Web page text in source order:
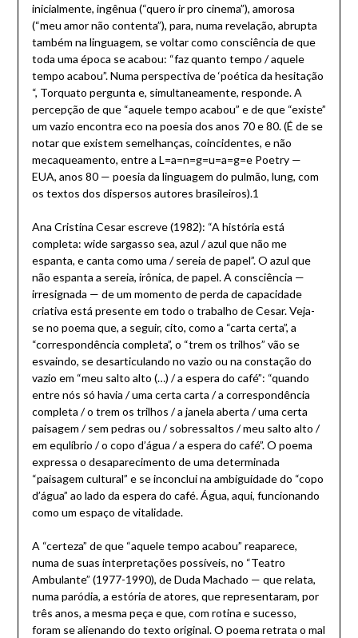
inicialmente, ingênua (“quero ir pro cinema”), amorosa
(“meu amor não contenta”), para, numa revelação, abrupta
também na linguagem, se voltar como consciência de que
toda uma época se acabou: “faz quanto tempo / aquele
tempo acabou”. Numa perspectiva de ‘poética da hesitação
“, Torquato pergunta e, simultaneamente, responde. A
percepção de que “aquele tempo acabou” e de que “existe”
um vazio encontra eco na poesia dos anos 70 e 80. (É de se
notar que existem semelhanças, coincidentes, e não
mecaqueamento, entre a L=a=n=g=u=a=g=e Poetry —
EUA, anos 80 — poesia da linguagem do pulmão, lung, com
os textos dos dispersos autores brasileiros).1
Ana Cristina Cesar escreve (1982): “A história está
completa: wide sargasso sea, azul / azul que não me
espanta, e canta como uma / sereia de papel”. O azul que
não espanta a sereia, irônica, de papel. A consciência —
irresignada — de um momento de perda de capacidade
criativa está presente em todo o trabalho de Cesar. Veja-
se no poema que, a seguir, cito, como a “carta certa”, a
“correspondência completa”, o “trem os trilhos” vão se
esvaindo, se desarticulando no vazio ou na constação do
vazio em “meu salto alto (…) / a espera do café”: “quando
entre nós só havia / uma certa carta / a correspondência
completa / o trem os trilhos / a janela aberta / uma certa
paisagem / sem pedras ou / sobressaltos / meu salto alto /
em equlíbrio / o copo d’água / a espera do café”. O poema
expressa o desaparecimento de uma determinada
“paisagem cultural” e se inconclui na ambiguidade do “copo
d’água” ao lado da espera do café. Água, aqui, funcionando
como um espaço de vitalidade.
A “certeza” de que “aquele tempo acabou” reaparece,
numa de suas interpretações possíveis, no “Teatro
Ambulante” (1977-1990), de Duda Machado — que relata,
numa paródia, a estória de atores, que representaram, por
três anos, a mesma peça e que, com rotina e sucesso,
foram se alienando do texto original. O poema retrata o mal